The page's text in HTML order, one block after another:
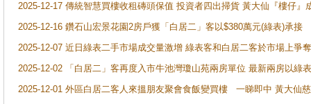
2025-12-17 傳統智慧買樓收租磚頭保值 投資者四出掃貨 黃大仙『樓仔
2025-12-16 鑽石山宏景花園2房戶獲「白居二」客以$380萬元(綠表)承接
2025-12-07 近日綠表二手市場成交量激增 綠表客和白居二客於市場上
2025-12-02 「白居二」客再度入市牛池灣瓊山苑兩房單位 最新兩房以綠
2025-12-01 外區白居二客人來搵朋友聚會食飯變買樓 一睇即中 黃大仙